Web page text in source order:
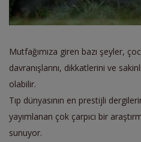
Mutfağımıza giren bazı şeyler,
davranışlarını, dikkatlerini ve
olabilir.
Tıp dünyasının en prestijli
yayımlanan çok çarpıcı bir
sunuyor.